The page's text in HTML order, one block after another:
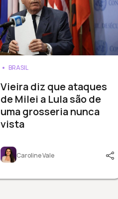
BRASIL
Vieira diz que ataques
de Milei a Lula são de
uma grosseria nunca
vista
Caroline Vale